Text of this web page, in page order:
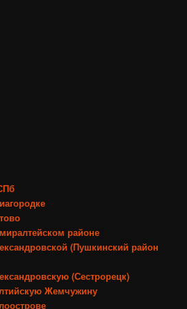
районе
(Пушкинский район
(Сестрорецк)
Жемчужину